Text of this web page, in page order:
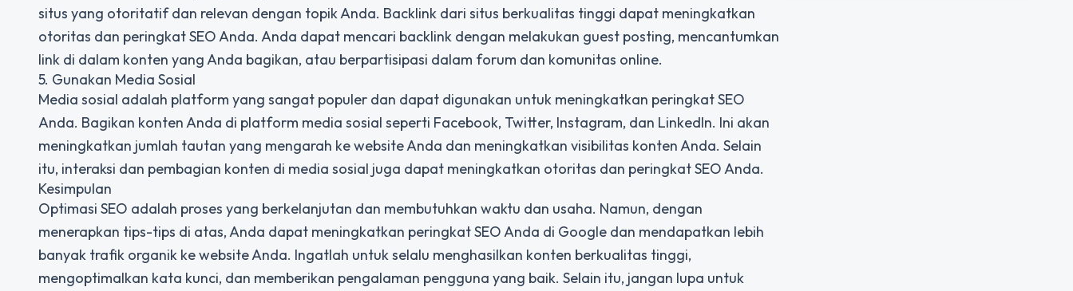
situs yang otoritatif dan relevan dengan topik Anda. Backlink dari situs berkualitas tinggi dapat meningkatkan
otoritas dan peringkat SEO Anda. Anda dapat mencari backlink dengan melakukan guest posting, mencantumkan
link di dalam konten yang Anda bagikan, atau berpartisipasi dalam forum dan komunitas online.
5. Gunakan Media Sosial
Media sosial adalah platform yang sangat populer dan dapat digunakan untuk meningkatkan peringkat SEO
Anda. Bagikan konten Anda di platform media sosial seperti Facebook, Twitter, Instagram, dan LinkedIn. Ini akan
meningkatkan jumlah tautan yang mengarah ke website Anda dan meningkatkan visibilitas konten Anda. Selain
itu, interaksi dan pembagian konten di media sosial juga dapat meningkatkan otoritas dan peringkat SEO Anda.
Kesimpulan
Optimasi SEO adalah proses yang berkelanjutan dan membutuhkan waktu dan usaha. Namun, dengan
menerapkan tips-tips di atas, Anda dapat meningkatkan peringkat SEO Anda di Google dan mendapatkan lebih
banyak trafik organik ke website Anda. Ingatlah untuk selalu menghasilkan konten berkualitas tinggi,
mengoptimalkan kata kunci, dan memberikan pengalaman pengguna yang baik. Selain itu, jangan lupa untuk